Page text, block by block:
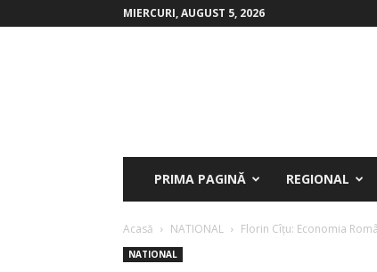
MIERCURI, AUGUST 5, 2026
PRIMA PAGINĂ REGIONAL
Acasă NATIONAL Florin Cîțu: Economia
NATIONAL